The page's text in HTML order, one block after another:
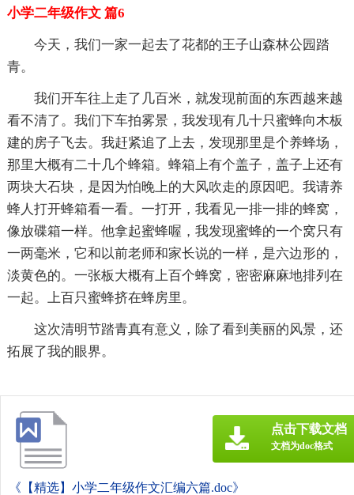
小学二年级作文 篇6
今天，我们一家一起去了花都的王子山森林公园踏
青。
我们开车往上走了几百米，就发现前面的东西越来越
看不清了。我们下车拍雾景，我发现有几十只蜜蜂向木板
建的房子飞去。我赶紧追了上去，发现那里是个养蜂场，
那里大概有二十几个蜂箱。蜂箱上有个盖子，盖子上还有
两块大石块，是因为怕晚上的大风吹走的原因吧。我请养
蜂人打开蜂箱看一看。一打开，我看见一排一排的蜂窝，
像放碟箱一样。他拿起蜜蜂喔，我发现蜜蜂的一个窝只有
一两毫米，它和以前老师和家长说的一样，是六边形的，
淡黄色的。一张板大概有上百个蜂窝，密密麻麻地排列在
一起。上百只蜜蜂挤在蜂房里。
这次清明节踏青真有意义，除了看到美丽的风景，还
拓展了我的眼界。
《【精选】小学二年级作文汇编六篇.doc》
点击下载文档
文档为doc格式